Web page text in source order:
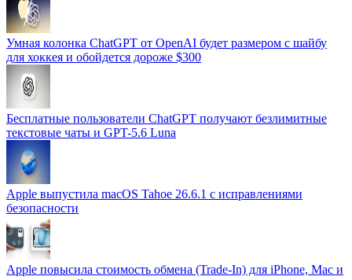
Умная колонка ChatGPT от OpenAI будет размером с шайбу
для хоккея и обойдется дороже $300
Бесплатные пользователи ChatGPT получают безлимитные
текстовые чаты и GPT-5.6 Luna
Apple выпустила macOS Tahoe 26.6.1 с исправлениями
безопасности
Apple повысила стоимость обмена (Trade-In) для iPhone, Mac и